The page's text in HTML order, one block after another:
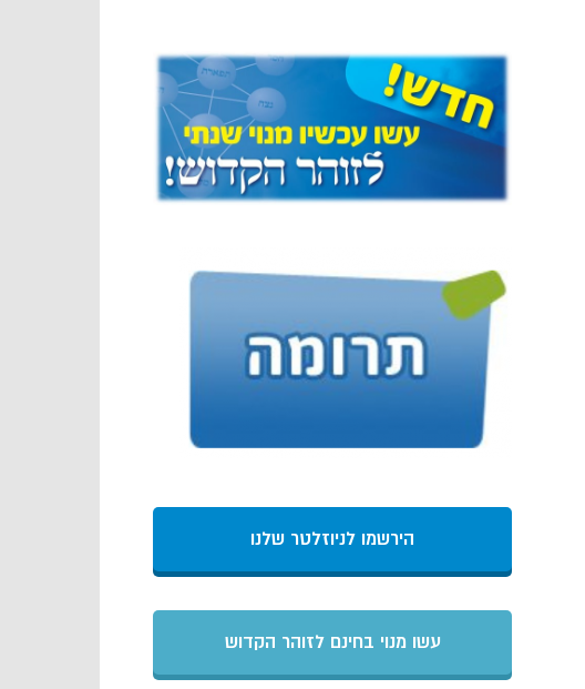
הירשמו לניוזלטר שלנו
עשו מנוי בחינם לזוהר הקדוש